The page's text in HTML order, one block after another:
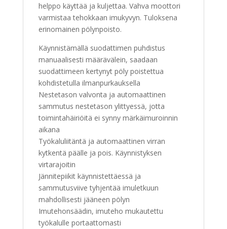
helppo käyttää ja kuljettaa. Vahva moottori
varmistaa tehokkaan imukyvyn. Tuloksena
erinomainen pölynpoisto.
Käynnistämällä suodattimen puhdistus
manuaalisesti määrävälein, saadaan
suodattimeen kertynyt pöly poistettua
kohdistetulla ilmanpurkauksella
Nestetason valvonta ja automaattinen
sammutus nestetason ylittyessä, jotta
toimintahäiriöitä ei synny märkäimuroinnin
aikana
Työkaluliitäntä ja automaattinen virran
kytkentä päälle ja pois. Käynnistyksen
virtarajoitin
Jännitepiikit käynnistettäessä ja
sammutusviive tyhjentää imuletkuun
mahdollisesti jääneen pölyn
Imutehonsäädin, imuteho mukautettu
työkalulle portaattomasti